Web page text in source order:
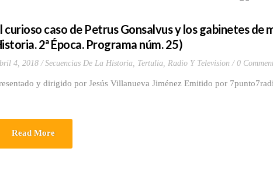
curioso caso de Petrus Gonsalvus y los gabinetes de
2ª Época. Programa núm. 25)
4, 2018 Secuencias De La Historia, Tertulia, Radio Y Television 0
y dirigido por Jesús Villanueva Jiménez Emitido por
Read More